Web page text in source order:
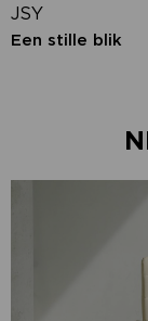
JSY
Een stille blik